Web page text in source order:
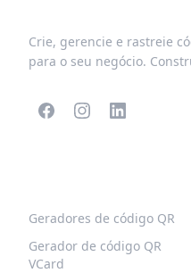
Crie, gerencie e rastreie
para o seu negócio.
Geradores de código QR
Gerador de código QR
VCard